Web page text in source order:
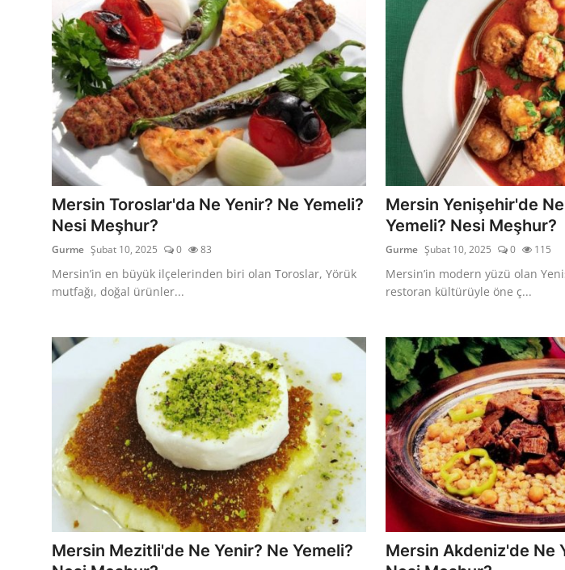
Mersin Toroslar'da Ne Yenir? Ne Yemeli?
Nesi Meşhur?
Gurme Şubat 10, 2025 0 83
Mersin’in en büyük ilçelerinden biri olan Toroslar, Yörük
mutfağı, doğal ürünler...
Mersin Yenişehir'de
Yemeli? Nesi Meşhur?
Gurme Şubat 10, 2025 0 115
Mersin’in modern yüzü olan
restoran kültürüyle öne ç...
Mersin Mezitli'de Ne Yenir? Ne Yemeli?
Mersin Akdeniz'de Ne